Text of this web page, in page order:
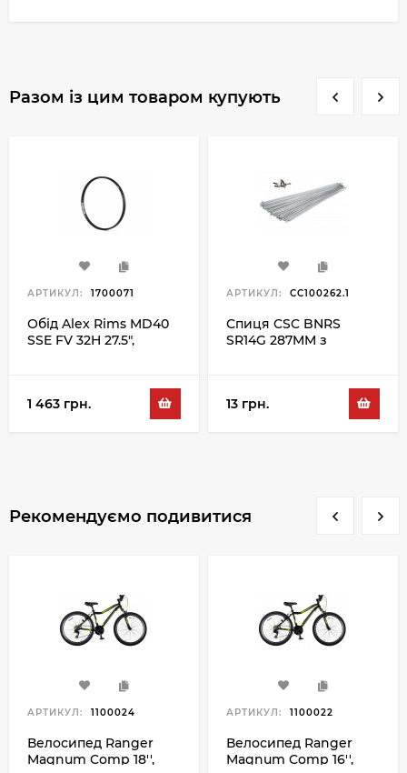
Разом із цим товаром купують
АРТИКУЛ: 1700071
Обід Alex Rims MD40
SSE FV 32H 27.5",
1 463 грн.
АРТИКУЛ: CC100262.1
Спиця CSC BNRS
SR14G 287MM з
13 грн.
Рекомендуємо подивитися
АРТИКУЛ: 1100024
Велосипед Ranger
Magnum Comp 18'',
АРТИКУЛ: 1100022
Велосипед Ranger
Magnum Comp 16'',